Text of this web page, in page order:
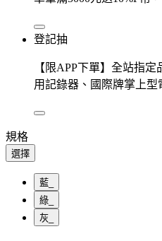
登記抽
【限APP下單】全站指
用記錄器、國際牌掌上型
規格
選擇
藍_
綠_
灰_